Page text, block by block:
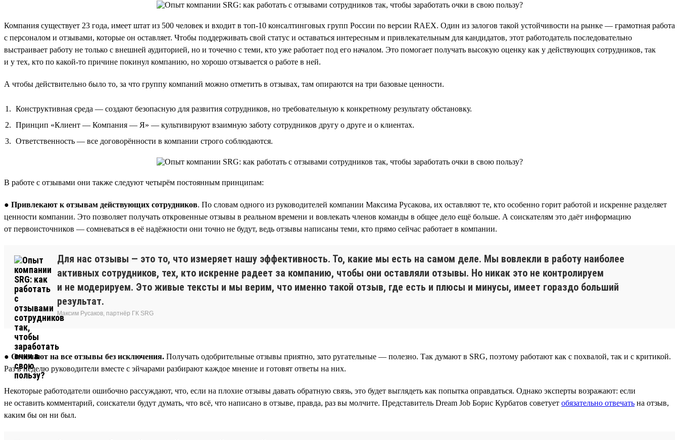
Компания существует 23 года, имеет штат из 500 человек и входит в топ-10 консалтинговых групп России по версии RAEX. Один из залогов такой устойчивости на рынке — грамотная работа
с персоналом и отзывами, которые он оставляет. Чтобы поддерживать свой статус и оставаться интересным и привлекательным для кандидатов, этот работодатель последовательно
выстраивает работу не только с внешней аудиторией, но и точечно с теми, кто уже работает под его началом. Это помогает получать высокую оценку как у действующих сотрудников, так
и у тех, кто по какой-то причине покинул компанию, но хорошо отзывается о работе в ней.
А чтобы действительно было то, за что группу компаний можно отметить в отзывах, там опираются на три базовые ценности.
Конструктивная среда — создают безопасную для развития сотрудников, но требовательную к конкретному результату обстановку.
Принцип «Клиент — Компания — Я» — культивируют взаимную заботу сотрудников другу о друге и о клиентах.
Ответственность — все договорённости в компании строго соблюдаются.
В работе с отзывами они также следуют четырём постоянным принципам:
● Привлекают к отзывам действующих сотрудников. По словам одного из руководителей компании Максима Русакова, их оставляют те, кто особенно горит работой и искренне разделяет
ценности компании. Это позволяет получать откровенные отзывы в реальном времени и вовлекать членов команды в общее дело ещё больше. А соискателям это даёт информацию
от первоисточников — сомневаться в её надёжности они точно не будут, ведь отзывы написаны теми, кто прямо сейчас работает в компании.
Для нас отзывы — это то, что измеряет нашу эффективность. То, какие мы есть на самом деле. Мы вовлекли в работу наиболее
активных сотрудников, тех, кто искренне радеет за компанию, чтобы они оставляли отзывы. Но никак это не контролируем
и не модерируем. Это живые тексты и мы верим, что именно такой отзыв, где есть и плюсы и минусы, имеет гораздо больший
результат.
Максим Русаков, партнёр ГК SRG
● Отвечают на все отзывы без исключения. Получать одобрительные отзывы приятно, зато ругательные — полезно. Так думают в SRG, поэтому работают как с похвалой, так и с критикой.
Раз в неделю руководители вместе с эйчарами разбирают каждое мнение и готовят ответы на них.
Некоторые работодатели ошибочно рассуждают, что, если на плохие отзывы давать обратную связь, это будет выглядеть как попытка оправдаться. Однако эксперты возражают: если
не оставить комментарий, соискатели будут думать, что всё, что написано в отзыве, правда, раз вы молчите. Представитель Dream Job Борис Курбатов советует обязательно отвечать на отзыв,
каким бы он ни был.